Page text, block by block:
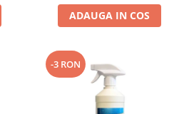
ADAUGA IN COS
-3 RON